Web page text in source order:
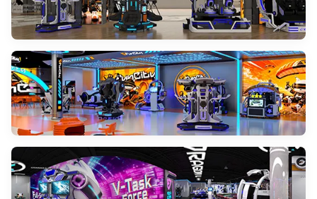
Simulador vr
VISTA MAIS
Soluções de realidade virtual de sentido
completo
VISTA MAIS